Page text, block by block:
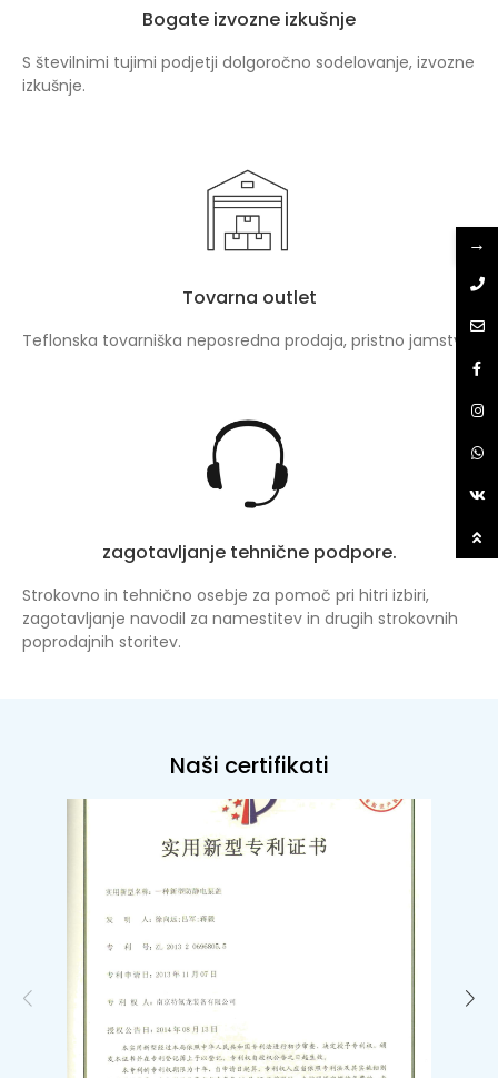
Bogate izvozne izkušnje
S številnimi tujimi podjetji dolgoročno sodelovanje, izvozne
izkušnje.
Tovarna outlet
Teflonska tovarniška neposredna prodaja, pristno jamstvo.
zagotavljanje tehnične podpore.
Strokovno in tehnično osebje za pomoč pri hitri izbiri,
zagotavljanje navodil za namestitev in drugih strokovnih
poprodajnih storitev.
Naši certifikati
→